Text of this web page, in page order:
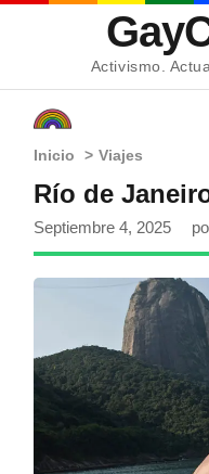
Activismo.
Inicio > Viajes
Río de
Septiembre 4, 2025